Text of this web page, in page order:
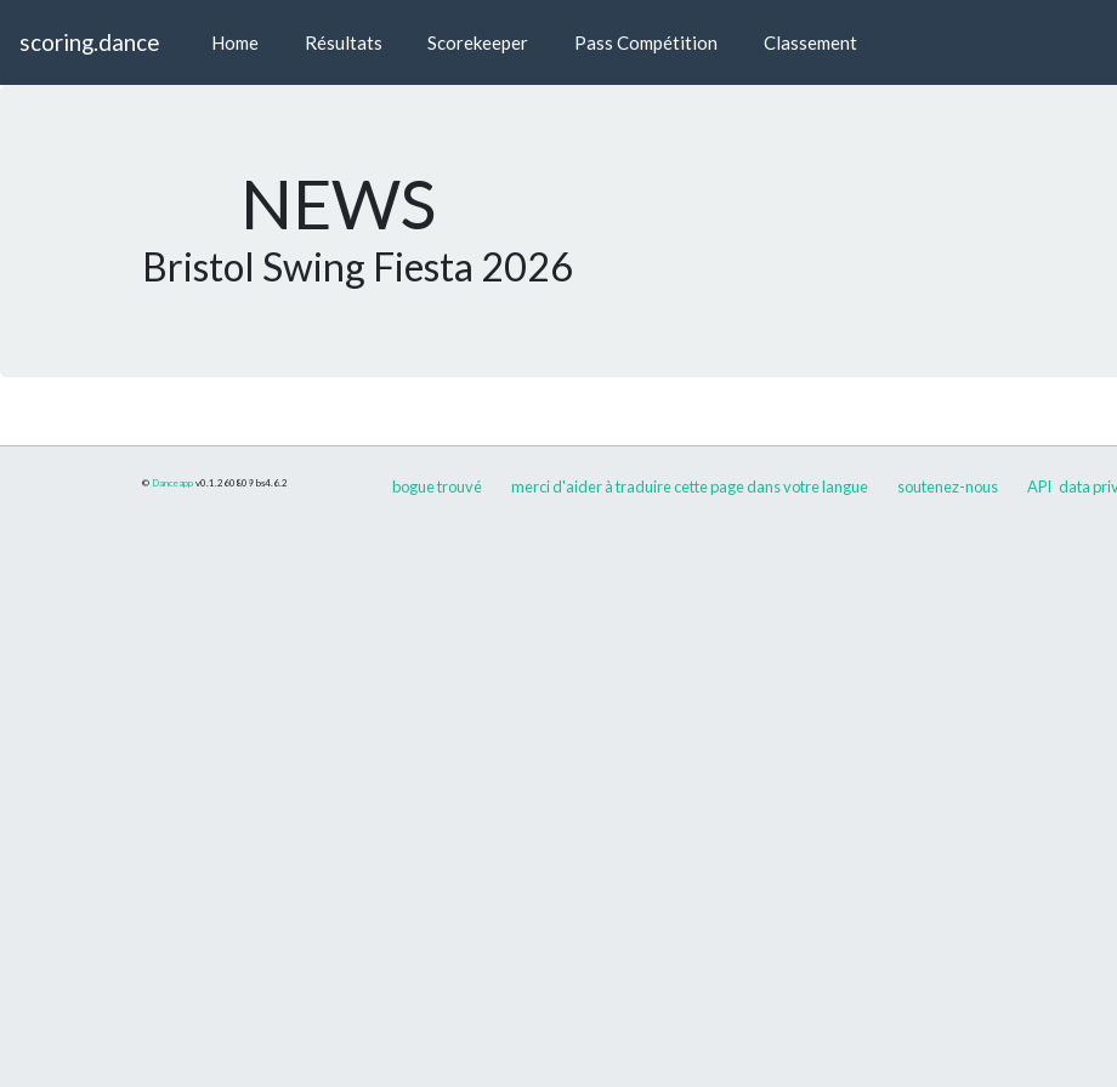
scoring.dance Home Résultats Scorekeeper Pass Compétition Classement
NEWS
Bristol Swing Fiesta 2026
© Danceapp v0.1.260809 bs4.6.2 bogue trouvé merci d'aider à traduire cette page dans votre langue soutenez-nous API data